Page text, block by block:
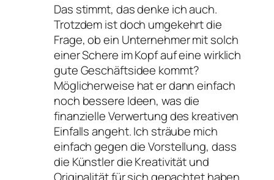
Das stimmt, das denke ich auch.
Trotzdem ist doch umgekehrt die
Frage, ob ein Unternehmer mit solch
einer Schere im Kopf auf eine wirklich
gute Geschäftsidee kommt?
Möglicherweise hat er dann einfach
noch bessere Ideen, was die
finanzielle Verwertung des kreativen
Einfalls angeht. Ich sträube mich
einfach gegen die Vorstellung, dass
die Künstler die Kreativität und
Originalität für sich gepachtet haben